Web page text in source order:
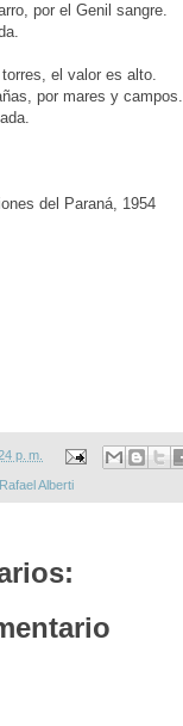
por el Genil sangre.
el valor es alto.
por mares y campos.
del Paraná, 1954
p. m.
Rafael Alberti